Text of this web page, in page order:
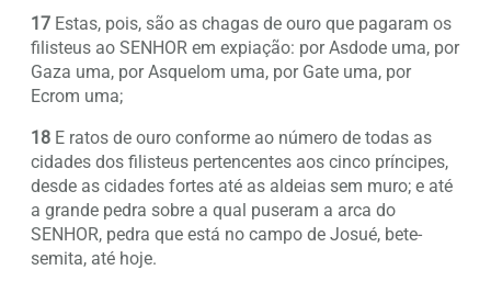
17 Estas, pois, são as chagas de ouro que pagaram os
filisteus ao SENHOR em expiação: por Asdode uma, por
Gaza uma, por Asquelom uma, por Gate uma, por
Ecrom uma;
18 E ratos de ouro conforme ao número de todas as
cidades dos filisteus pertencentes aos cinco príncipes,
desde as cidades fortes até as aldeias sem muro; e até
a grande pedra sobre a qual puseram a arca do
SENHOR, pedra que está no campo de Josué, bete-
semita, até hoje.